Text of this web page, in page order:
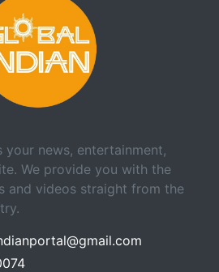
your news, entertainment,
We provide you with the
and videos straight from the